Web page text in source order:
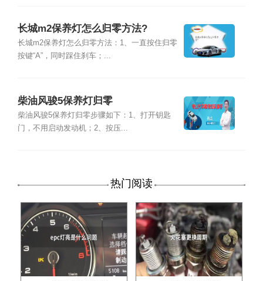
长城m2保养灯怎么归零方法?
长城m2保养灯怎么归零方法：1、一直按住归零
按键“A”，同时踩住刹车；...
柴油风骏5保养灯归零
柴油风骏5保养灯归零步骤如下：1、打开钥匙
门，不用启动发动机；2、按压...
热门阅读